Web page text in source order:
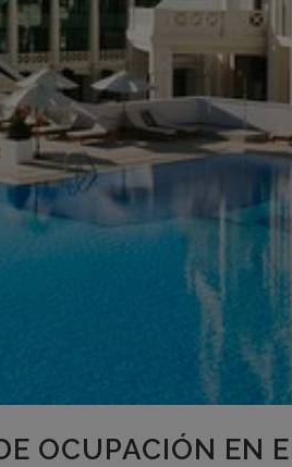
OCUPACIÓN EN